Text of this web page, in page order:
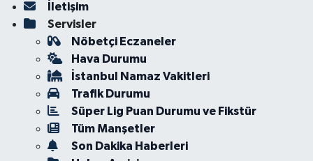
İletişim
Servisler
Nöbetçi Eczaneler
Hava Durumu
İstanbul Namaz Vakitleri
Trafik Durumu
Süper Lig Puan Durumu ve Fikstür
Tüm Manşetler
Son Dakika Haberleri